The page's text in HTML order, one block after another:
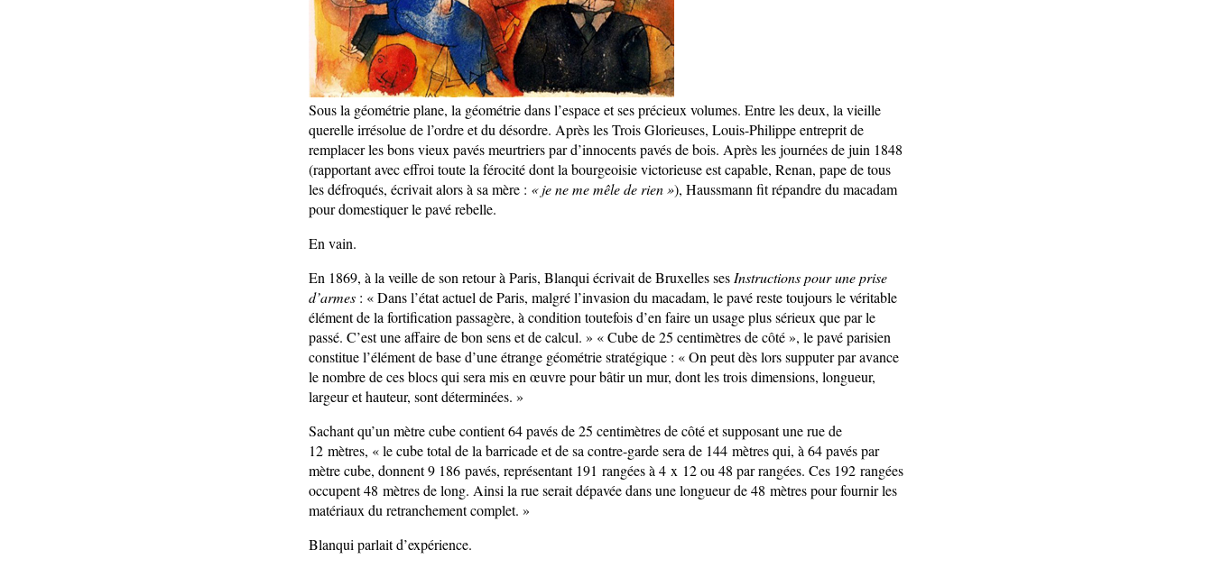
Sous la géométrie plane, la géométrie dans l’espace et ses précieux volumes. Entre les deux, la vieille
querelle irrésolue de l’ordre et du désordre. Après les Trois Glorieuses, Louis-Philippe entreprit de
remplacer les bons vieux pavés meurtriers par d’innocents pavés de bois. Après les journées de juin 1848
(rapportant avec effroi toute la férocité dont la bourgeoisie victorieuse est capable, Renan, pape de tous
les défroqués, écrivait alors à sa mère : « je ne me mêle de rien »), Haussmann fit répandre du macadam
pour domestiquer le pavé rebelle.
En vain.
En 1869, à la veille de son retour à Paris, Blanqui écrivait de Bruxelles ses Instructions pour une prise
d’armes : « Dans l’état actuel de Paris, malgré l’invasion du macadam, le pavé reste toujours le véritable
élément de la fortification passagère, à condition toutefois d’en faire un usage plus sérieux que par le
passé. C’est une affaire de bon sens et de calcul. » « Cube de 25 centimètres de côté », le pavé parisien
constitue l’élément de base d’une étrange géométrie stratégique : « On peut dès lors supputer par avance
le nombre de ces blocs qui sera mis en œuvre pour bâtir un mur, dont les trois dimensions, longueur,
largeur et hauteur, sont déterminées. »
Sachant qu’un mètre cube contient 64 pavés de 25 centimètres de côté et supposant une rue de
12 mètres, « le cube total de la barricade et de sa contre-garde sera de 144 mètres qui, à 64 pavés par
mètre cube, donnent 9 186 pavés, représentant 191 rangées à 4 x 12 ou 48 par rangées. Ces 192 rangées
occupent 48 mètres de long. Ainsi la rue serait dépavée dans une longueur de 48 mètres pour fournir les
matériaux du retranchement complet. »
Blanqui parlait d’expérience.